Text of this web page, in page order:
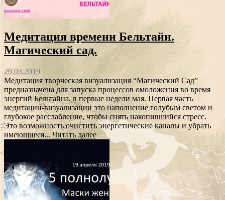
Медитация времени Бельтайн.
Магический сад.
29.03.2019
Медитация творческая визуализация “Магический Сад”
предназначена для запуска процессов омоложения во время
энергий Бельтайна, в первые недели мая. Первая часть
медитации-визуализации это наполнение голубым светом и
глубокое расслабление, чтобы снять накопившийся стресс.
Это возможность очистить энергетические каналы и убрать
имеющиеся...Читать далее